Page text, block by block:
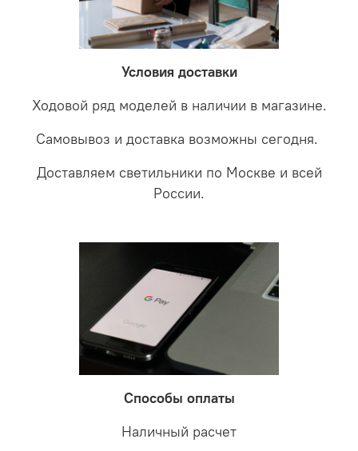
светильники на экспертизу производителю. После
проверки будет выясненная причина поломки и
соотношении с светодиодными. В этом случае покупая
LED светильники не только экономите деньги но еще
забудете что такое тусклость и недостаток освещения.
Условия доставки
Ходовой ряд моделей в наличии в магазине.
Самовывоз и доставка возможны сегодня.
Доставляем светильники по Москве и всей
России.
Способы оплаты
Наличный расчет